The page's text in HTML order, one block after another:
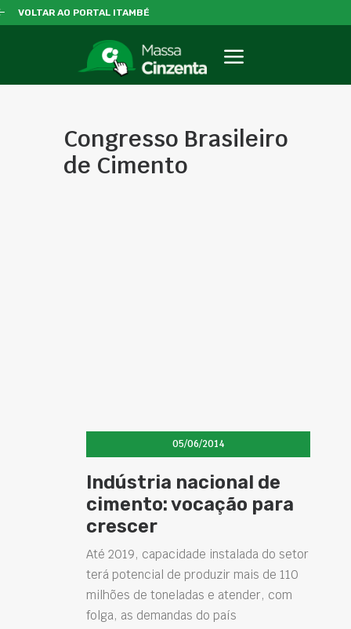
VOLTAR AO PORTAL ITAMBÉ
Congresso Brasileiro
de Cimento
05/06/2014
Indústria nacional de
cimento: vocação para
crescer
Até 2019, capacidade instalada do setor
terá potencial de produzir mais de 110
milhões de toneladas e atender, com
folga, as demandas do país